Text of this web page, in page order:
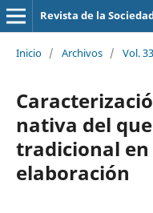
Revista de la
Inicio / Archivos / Vol.
nativa del
tradicional en
elaboración